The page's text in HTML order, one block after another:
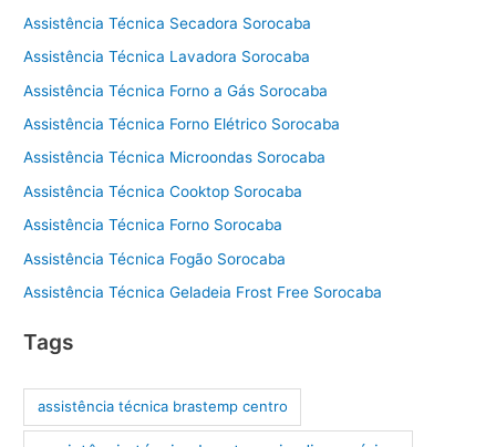
Assistência Técnica Secadora Sorocaba
Assistência Técnica Lavadora Sorocaba
Assistência Técnica Forno a Gás Sorocaba
Assistência Técnica Forno Elétrico Sorocaba
Assistência Técnica Microondas Sorocaba
Assistência Técnica Cooktop Sorocaba
Assistência Técnica Forno Sorocaba
Assistência Técnica Fogão Sorocaba
Assistência Técnica Geladeia Frost Free Sorocaba
Tags
assistência técnica brastemp centro